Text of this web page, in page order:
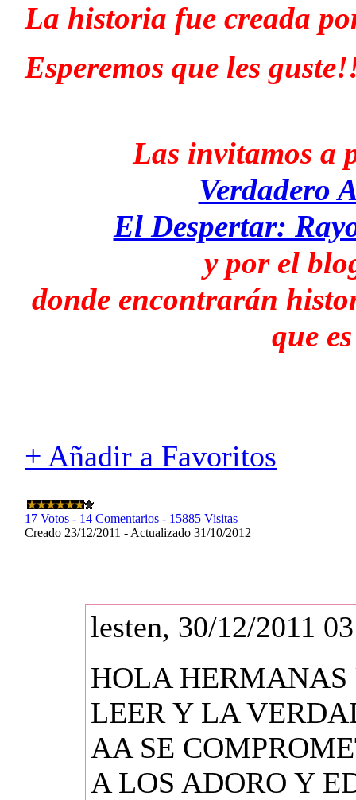
La historia fue creada
Esperemos que les
Las invitamos a
Verdadero
El Despertar:
y por el
donde encontrarán
que
+ Añadir a Favoritos
17 Votos - 14 Comentarios - 15885 Visitas
Creado 23/12/2011 - Actualizado 31/10/2012
lesten, 30/12/2011
HOLA HERMANAS
LEER Y LA
AA SE
A LOS ADORO Y